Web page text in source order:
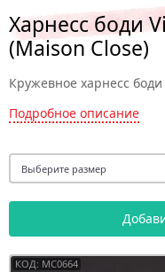
Харнесс боди
(Maison Close)
Кружевное харнесс
Подробное описание
КОД: MC0664